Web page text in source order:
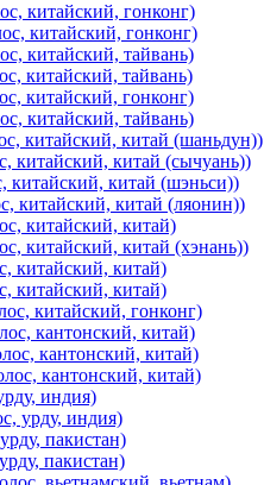
китайский, гонконг)
китайский, гонконг)
китайский, тайвань)
китайский, тайвань)
китайский, гонконг)
китайский, тайвань)
китайский, китай (шаньдун))
китайский, китай (сычуань))
китайский, китай (шэньси))
китайский, китай (ляонин))
китайский, китай)
китайский, китай (хэнань))
китайский, китай)
китайский, китай)
китайский, гонконг)
кантонский, китай)
кантонский, китай)
кантонский, китай)
индия)
урду, индия)
пакистан)
пакистан)